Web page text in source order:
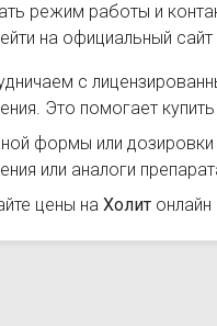
режим работы и
на официальный
с
Это помогает купить
формы или
или аналоги
цены на Холит